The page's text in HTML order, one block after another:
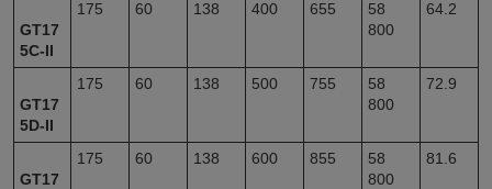
GT17
5C-II
175 60 138 400 655
58
800
64.2
GT17
5D-II
175 60 138 500 755
58
800
72.9
GT17
175 60 138 600 855
58
800
81.6